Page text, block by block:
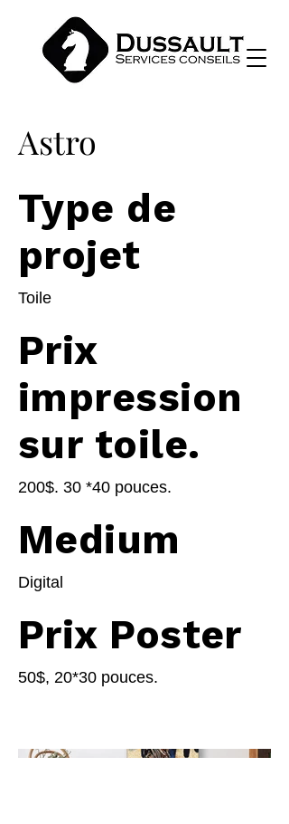
Astro
Type de
projet
Toile
Prix
impression
sur toile.
200$. 30 *40 pouces.
Medium
Digital
Prix Poster
50$, 20*30 pouces.